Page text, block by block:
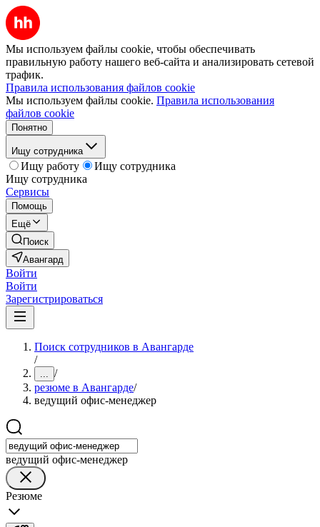
Мы используем файлы cookie, чтобы обеспечивать
правильную работу нашего веб-сайта и анализировать сетевой
трафик.
Правила использования файлов cookie
Мы используем файлы cookie. Правила использования
файлов cookie
Понятно
Ищу сотрудника
Ищу работу
Ищу сотрудника
Ищу сотрудника
Сервисы
Помощь
Ещё
Поиск
Авангард
Войти
Войти
Зарегистрироваться
Поиск сотрудников в Авангарде
/
... /
резюме в Авангарде/
ведущий офис-менеджер
ведущий офис-менеджер
Резюме